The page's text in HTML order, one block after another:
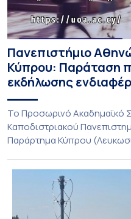
Πανεπιστήμιο
Κύπρου: Παράταση
εκδήλωσης
Το Προσωρινό Ακαδημαϊκό
Καποδιστριακού
Παράρτημα Κύπρου
παράταση της
ενδιαφέροντος για την
Τμημάτων του
για το ακαδημαϊκό έτος